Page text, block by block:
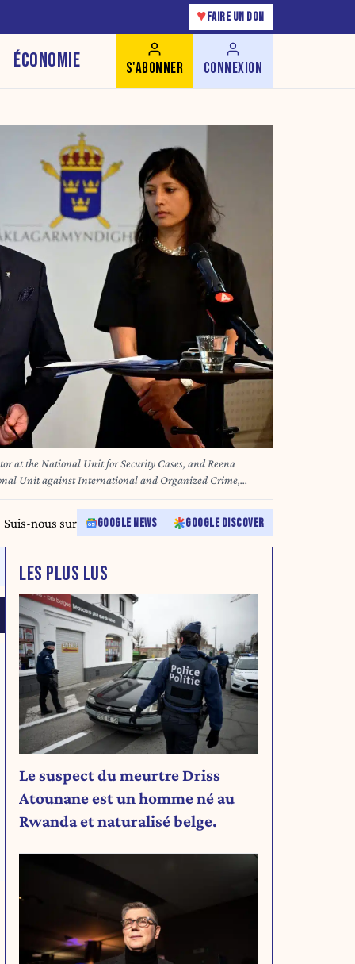
♥ FAIRE UN DON
ÉCONOMIE S'ABONNER CONNEXION
at the National Unit for Security Cases, and Reena
Unit against International and Organized Crime,
in Stockholm, Sweden. The Public Prosecution Authority
war crimes and terrorist crimes in Syria committed
EKSTROMER / TT News Agency / AFP) / Sweden OUT
Suis-nous sur GOOGLE NEWS GOOGLE DISCOVER
LES PLUS LUS
Le suspect du meurtre Driss
Atounane est un homme né au
Rwanda et naturalisé belge.